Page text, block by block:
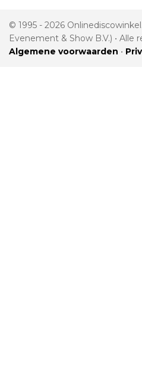
© 1995 - 2026
Evenement & Show B.V.) •
Algemene voorwaarden •